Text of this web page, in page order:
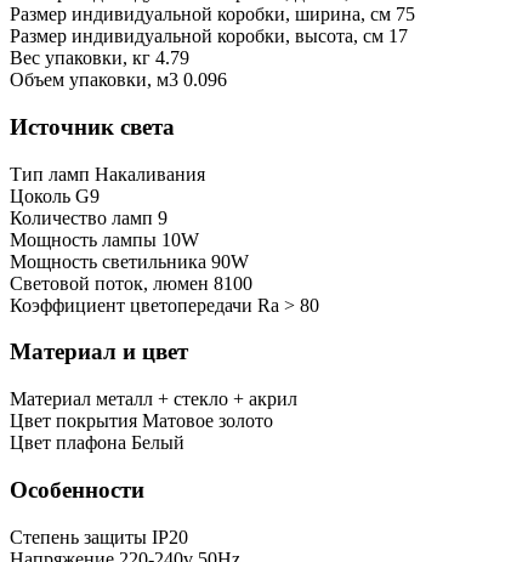
Размер индивидуальной коробки, ширина, см 75
Размер индивидуальной коробки, высота, см 17
Bес упаковки, кг 4.79
Oбъем упаковки, м3 0.096
Источник света
Тип ламп Накаливания
Цоколь G9
Количество ламп 9
Мощность лампы 10W
Мощность светильника 90W
Световой поток, люмен 8100
Коэффициент цветопередачи Ra > 80
Материал и цвет
Mатериал металл + стекло + акрил
Цвет покрытия Матовое золото
Цвет плафона Белый
Особенности
Степень защиты IP20